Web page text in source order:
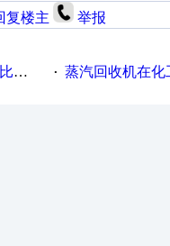
复楼主 举报
· 蒸汽回收机在化